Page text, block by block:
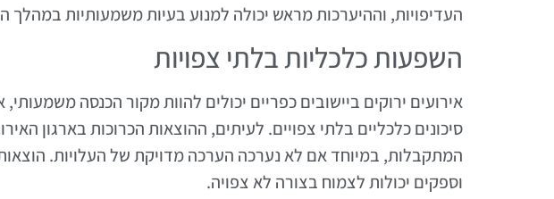
העדיפויות, וההיערכות מראש יכולה למנוע בעיות משמעותיות במהלך
השפעות כלכליות בלתי צפויות
אירועים ירוקים ביישובים כפריים יכולים להוות מקור הכנסה
סיכונים כלכליים בלתי צפויים. לעיתים, ההוצאות הכרוכות בארגון
המתקבלות, במיוחד אם לא נערכה הערכה מדויקת של העלויות.
וספקים יכולות לצמוח בצורה לא צפויה.